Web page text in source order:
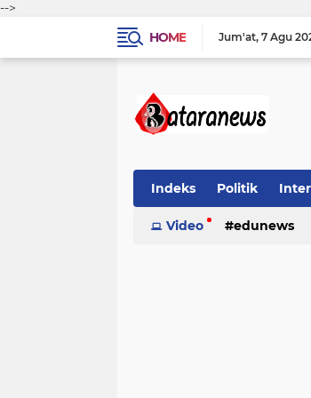
-->
HOME
Jum'at 7 Agu
Indeks Politik
Video edunews